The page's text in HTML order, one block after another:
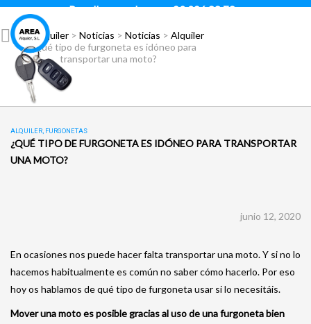
Para llamar pulsar: 93 296 88 78
Área Alquiler >Noticias >Noticias >Alquiler
>¿Qué tipo de furgoneta es idóneo para
transportar una moto?
ALQUILER FURGONETAS
¿QUÉ TIPO DE FURGONETA ES IDÓNEO PARA TRANSPORTAR
UNA MOTO?
junio 12, 2020
En ocasiones nos puede hacer falta transportar una moto. Y si no lo
hacemos habitualmente es común no saber cómo hacerlo. Por eso
hoy os hablamos de qué tipo de furgoneta usar si lo necesitáis.
Mover una moto es posible gracias al uso de una furgoneta bien